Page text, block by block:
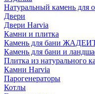
Натуральный камень для
Двери
Двери Harvia
Камни и плитка
Камень для бани
Камень для бани и
Плитка из натурального
Камни Harvia
Парогенераторы
Котлы